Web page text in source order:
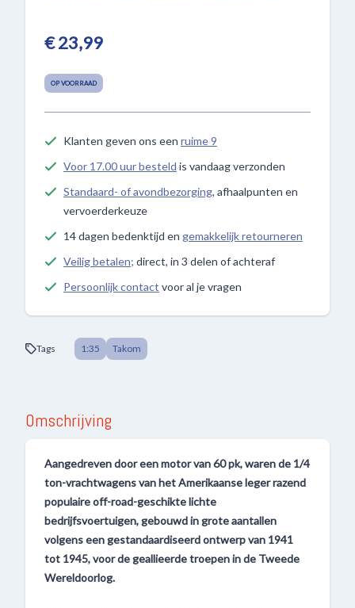
€ 23,99
OP VOORRAAD
Klanten geven ons een ruime 9
Voor 17.00 uur besteld is vandaag verzonden
Standaard- of avondbezorging, afhaalpunten en
vervoerderkeuze
14 dagen bedenktijd en gemakkelijk retourneren
Veilig betalen; direct, in 3 delen of achteraf
Persoonlijk contact voor al je vragen
Tags 1:35 Takom
Omschrijving
Aangedreven door een motor van 60 pk, waren de 1/4
ton-vrachtwagens van het Amerikaanse leger razend
populaire off-road-geschikte lichte
bedrijfsvoertuigen, gebouwd in grote aantallen
volgens een gestandaardiseerd ontwerp van 1941
tot 1945, voor de geallieerde troepen in de Tweede
Wereldoorlog.